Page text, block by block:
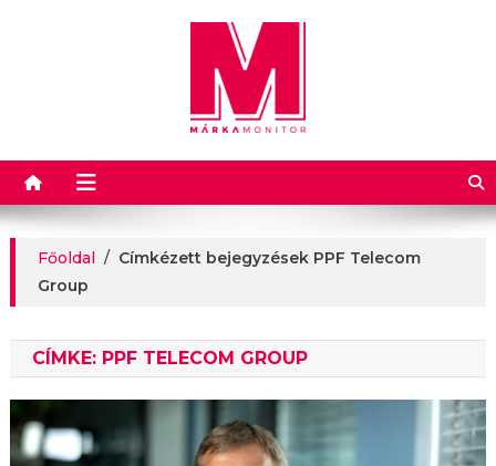
Márkamonitor
Főoldal / Címkézett bejegyzések PPF Telecom
Group
CÍMKE: PPF TELECOM GROUP